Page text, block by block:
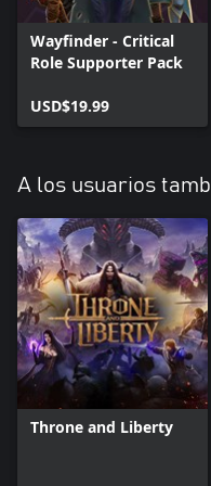
Wayfinder - Critical
Role Supporter Pack
USD$19.99
A los usuarios
Throne and Liberty